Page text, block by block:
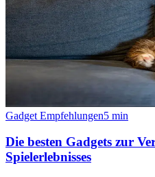
Gadget Empfehlungen5 min
Die besten Gadgets zur
Spielerlebnisses